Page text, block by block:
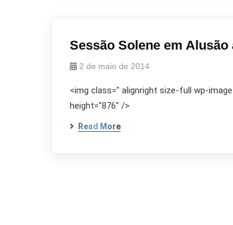
Sessão Solene em
2 de maio de 2014
<img class=" alignright size-full wp-
height="876" />
Read More